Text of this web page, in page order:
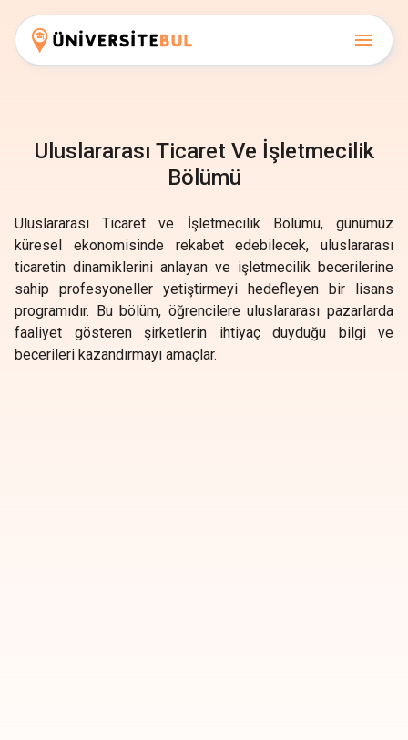
Uluslararası Ticaret Ve İşletmecilik
Bölümü
Uluslararası Ticaret ve İşletmecilik Bölümü, günümüz
küresel ekonomisinde rekabet edebilecek, uluslararası
ticaretin dinamiklerini anlayan ve işletmecilik becerilerine
sahip profesyoneller yetiştirmeyi hedefleyen bir lisans
programıdır. Bu bölüm, öğrencilere uluslararası pazarlarda
faaliyet gösteren şirketlerin ihtiyaç duyduğu bilgi ve
becerileri kazandırmayı amaçlar.